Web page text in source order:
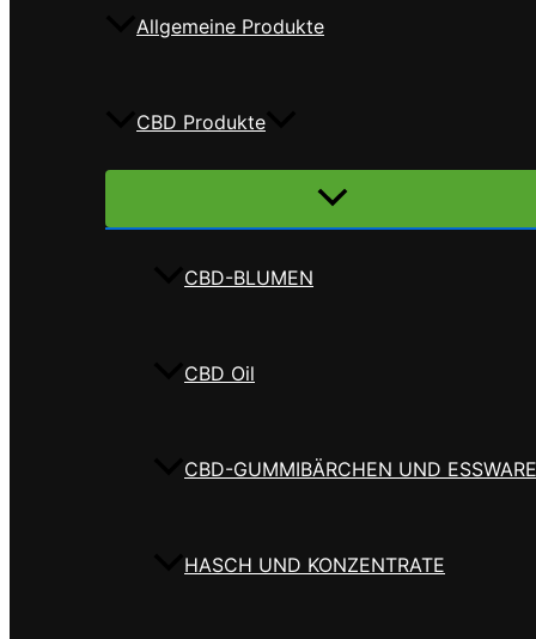
Allgemeine Produkte
CBD Produkte
Menü
CBD-BLUMEN
CBD Oil
CBD-GUMMIBÄRCHEN UND
HASCH UND KONZENTRATE